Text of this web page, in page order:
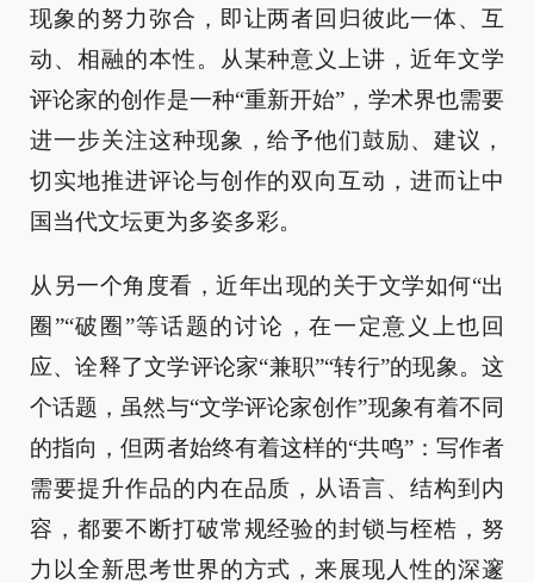
现象的努力弥合，即让两者回归彼此一体、互
动、相融的本性。从某种意义上讲，近年文学
评论家的创作是一种“重新开始”，学术界也需要
进一步关注这种现象，给予他们鼓励、建议，
切实地推进评论与创作的双向互动，进而让中
国当代文坛更为多姿多彩。
从另一个角度看，近年出现的关于文学如何“出
圈”“破圈”等话题的讨论，在一定意义上也回
应、诠释了文学评论家“兼职”“转行”的现象。这
个话题，虽然与“文学评论家创作”现象有着不同
的指向，但两者始终有着这样的“共鸣”：写作者
需要提升作品的内在品质，从语言、结构到内
容，都要不断打破常规经验的封锁与桎梏，努
力以全新思考世界的方式，来展现人性的深邃